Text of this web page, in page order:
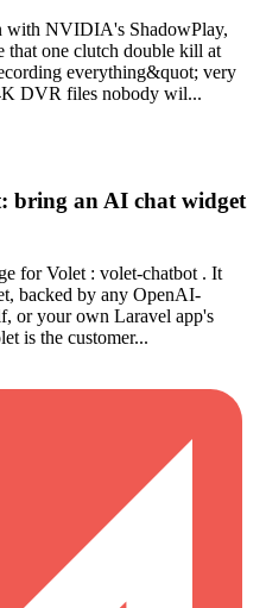
with NVIDIA's ShadowPlay,
that one clutch double kill at
everything&quot; very
DVR files nobody wil...
bring an AI chat widget
for Volet : volet-chatbot . It
backed by any OpenAI-
or your own Laravel app's
is the customer...